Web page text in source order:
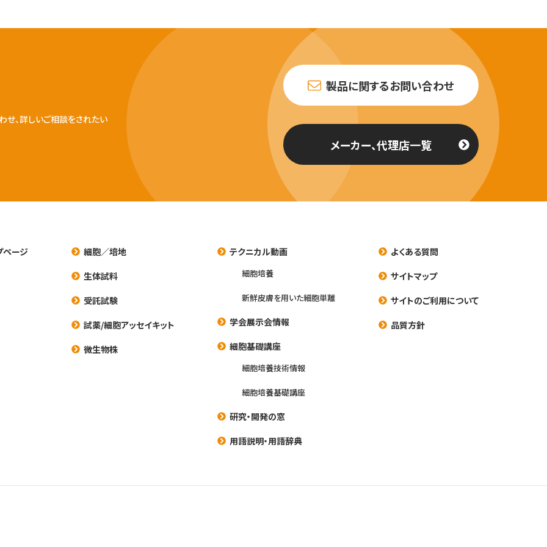
せ、詳しいご相談をされたい
製品に関するお問い合わせ
メーカー、代理店一覧
ページ
細胞／培地
生体試料
受託試験
試薬/細胞アッセイキット
微生物株
テクニカル動画
細胞培養
新鮮皮膚を用いた細胞単離
学会展示会情報
細胞基礎講座
細胞培養技術情報
細胞培養基礎講座
研究・開発の窓
用語説明・用語辞典
よくある質問
サイトマップ
サイトのご利用について
品質方針